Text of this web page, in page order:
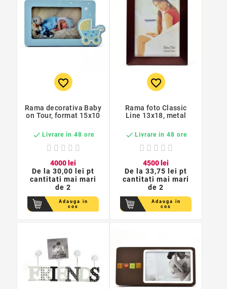
favorite_border
Rama decorativa Baby
on Tour, format 15x10
 Livrare in 48 ore
4000 lei
De la30,00 lei pt
cantitati mai mari
de 2
Adauga in
cos
favorite_border
Rama foto Classic
Line 13x18, metal
 Livrare in 48 ore
4500 lei
De la33,75 lei pt
cantitati mai mari
de 2
Adauga in
cos